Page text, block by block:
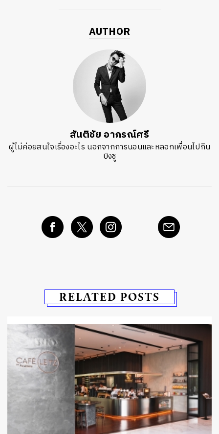
AUTHOR
สันติชัย อาภรณ์ศรี
ผู้ไม่ค่อยสนใจเรื่องอะไร นอกจากการนอนและหลอกเพื่อนไปกิน
บิงชู
RELATED POSTS